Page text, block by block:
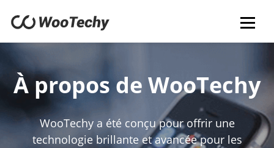
À propos de WooTechy
WooTechy a été conçu pour offrir une
technologie brillante et avancée pour les